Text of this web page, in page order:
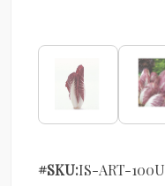
#SKU:IS-ART-100U